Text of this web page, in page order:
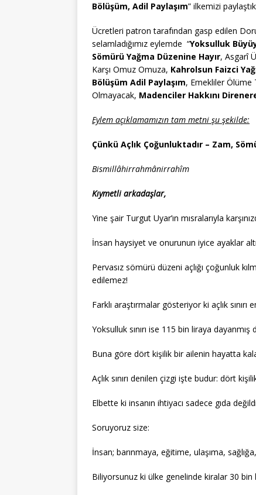
Bölüşüm, Adil Paylaşım” ilkemizi
Ücretleri patron tarafından gasp edilen
selamladığımız eylemde “Yoksulluk
Sömürü Yağma Düzenine Hayır, Asgarî
Karşı Omuz Omuza, Kahrolsun Faizci
Bölüşüm Adil Paylaşım, Emekliler Ölüme
Olmayacak, Madenciler Hakkını
Eylem açıklamamızın tam metni şu şekilde:
Çünkü Açlık Çoğunluktadır – Zam,
Bismillâhirrahmânirrahîm
Kıymetli arkadaşlar,
Yine şair Turgut Uyar’ın mısralarıyla
İnsan haysiyet ve onurunun iyice ayaklar
Pervasız sömürü düzeni açlığı çoğunluk
edilemez!
Farklı araştırmalar gösteriyor ki açlık sınırı
Yoksulluk sınırı ise 115 bin liraya dayanmış
Buna göre dört kişilik bir ailenin hayatta
Açlık sınırı denilen çizgi işte budur: dört
Elbette ki insanın ihtiyacı sadece gıda
Soruyoruz size:
İnsan; barınmaya, eğitime, ulaşıma,
Biliyorsunuz ki ülke genelinde kiralar 30 bin